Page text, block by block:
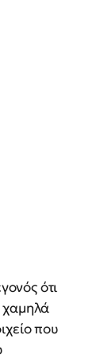
ότι
χαμηλά
που